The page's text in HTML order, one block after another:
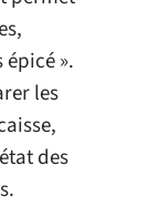
épicé ».
les
des